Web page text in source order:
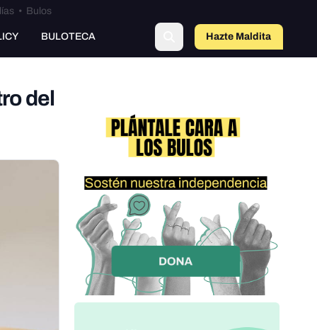
• Bulos
BULOTECA Hazte Maldita
del